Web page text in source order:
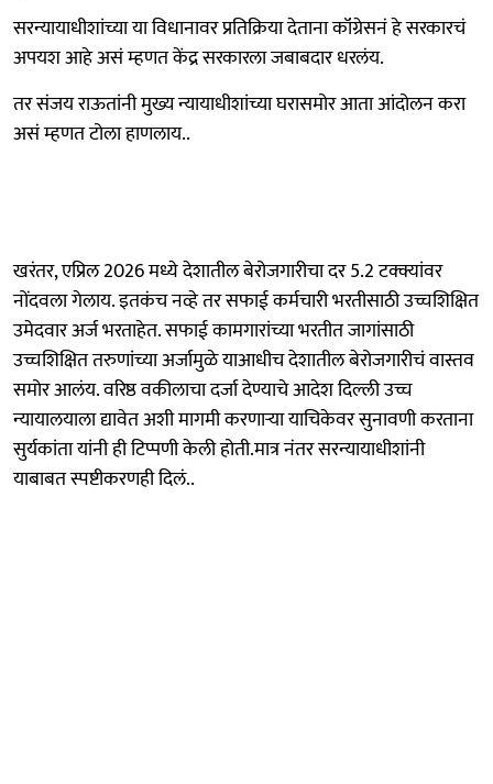
सरन्यायाधीशांच्या या विधानावर प्रतिक्रिया देताना कॉंग्रेसनं हे सरकारचं
अपयश आहे असं म्हणत केंद्र सरकारला जबाबदार धरलंय.
तर संजय राऊतांनी मुख्य न्यायाधीशांच्या घरासमोर आता आंदोलन करा
असं म्हणत टोला हाणलाय..
खरंतर, एप्रिल 2026 मध्ये देशातील बेरोजगारीचा दर 5.2 टक्क्यांवर
नोंदवला गेलाय. इतकंच नव्हे तर सफाई कर्मचारी भरतीसाठी उच्चशिक्षित
उमेदवार अर्ज भरताहेत. सफाई कामगारांच्या भरतीत जागांसाठी
उच्चशिक्षित तरुणांच्या अर्जामुळे याआधीच देशातील बेरोजगारीचं वास्तव
समोर आलंय. वरिष्ठ वकीलाचा दर्जा देण्याचे आदेश दिल्ली उच्च
न्यायालयाला द्यावेत अशी मागमी करणाऱ्या याचिकेवर सुनावणी करताना
सुर्यकांता यांनी ही टिप्पणी केली होती.मात्र नंतर सरन्यायाधीशांनी
याबाबत स्पष्टीकरणही दिलं..